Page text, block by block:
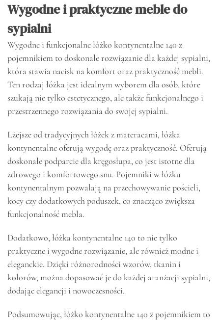
Wygodne i praktyczne meble do
sypialni
Wygodne i funkcjonalne łóżko kontynentalne 140 z
pojemnikiem to doskonałe rozwiązanie dla każdej sypialni,
która stawia nacisk na komfort oraz praktyczność mebli.
Ten rodzaj łóżka jest idealnym wyborem dla osób, które
szukają nie tylko estetycznego, ale także funkcjonalnego i
przestrzennego rozwiązania do swojej sypialni.
Lżejsze od tradycyjnych łóżek z materacami, łóżka
kontynentalne oferują wygodę oraz praktyczność. Oferują
doskonałe podparcie dla kręgosłupa, co jest istotne dla
zdrowego i komfortowego snu. Pojemniki w łóżku
kontynentalnym pozwalają na przechowywanie pościeli,
kocy czy dodatkowych poduszek, co znacząco zwiększa
funkcjonalność mebla.
Dodatkowo, łóżka kontynentalne 140 to nie tylko
praktyczne i wygodne rozwiązanie, ale również modne i
eleganckie. Dzięki różnorodności wzorów, tkanin i
kolorów, można dopasować je do każdej aranżacji sypialni,
dodając elegancji i nowoczesności.
Podsumowując, łóżko kontynentalne 140 z pojemnikiem to